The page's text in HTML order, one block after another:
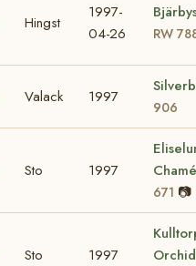
Hingst
1997-
04-26
RW
Valack 1997
906
Sto 1997
671 📷
Sto 1997